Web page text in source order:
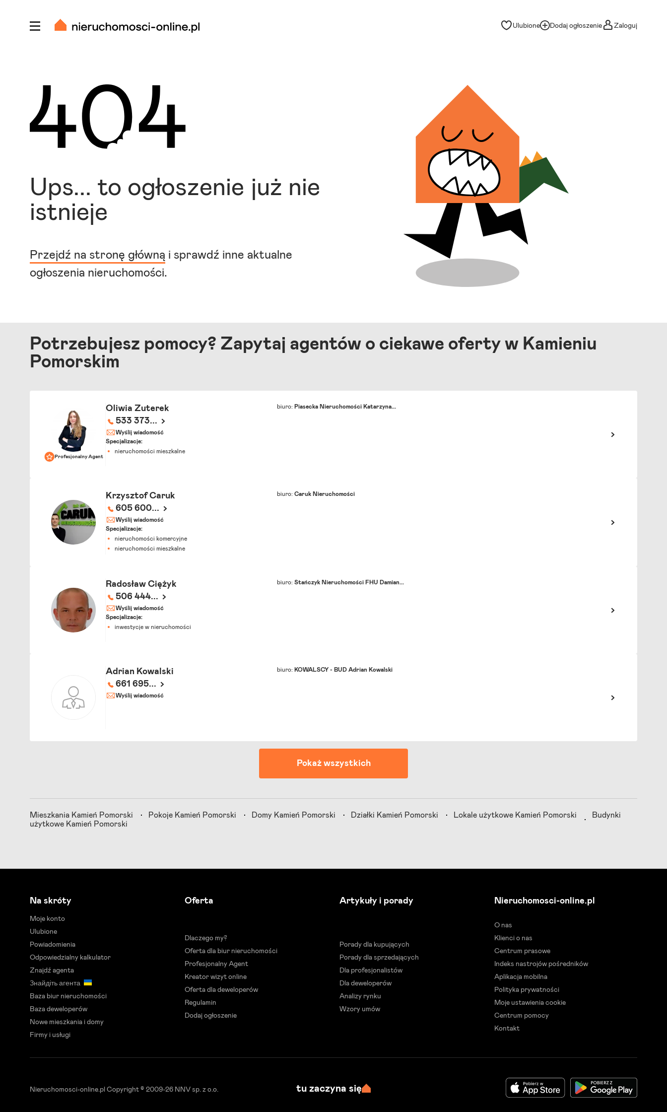
Ulubione Dodaj ogłoszenie Zaloguj
Ups... to ogłoszenie już nie
istnieje
Przejdź na stronę główną i sprawdź inne aktualne
ogłoszenia nieruchomości.
Potrzebujesz pomocy? Zapytaj agentów o ciekawe oferty w Kamieniu
Pomorskim
Profesjonalny Agent
Oliwia Zuterek
533 373...
Wyślij wiadomość
Specjalizacje:
nieruchomości mieszkalne
biuro: Piasecka Nieruchomości Katarzyna...
Krzysztof Caruk
605 600...
Wyślij wiadomość
Specjalizacje:
nieruchomości komercyjne
nieruchomości mieszkalne
biuro: Caruk Nieruchomości
Radosław Ciężyk
506 444...
Wyślij wiadomość
Specjalizacje:
inwestycje w nieruchomości
biuro: Stańczyk Nieruchomości FHU Damian...
Adrian Kowalski
661 695...
Wyślij wiadomość
biuro: KOWALSCY - BUD Adrian Kowalski
Pokaż wszystkich
Mieszkania Kamień Pomorski Pokoje Kamień Pomorski Domy Kamień Pomorski Działki Kamień Pomorski Lokale użytkowe Kamień Pomorski
Budynki
użytkowe Kamień Pomorski
Na skróty
Moje konto
Ulubione
Powiadomienia
Odpowiedzialny kalkulator
Znajdź agenta
Знайдіть агента
Baza biur nieruchomości
Baza deweloperów
Nowe mieszkania i domy
Firmy i usługi
Oferta
Dlaczego my?
Oferta dla biur nieruchomości
Profesjonalny Agent
Kreator wizyt online
Oferta dla deweloperów
Regulamin
Dodaj ogłoszenie
Artykuły i porady
Porady dla kupujących
Porady dla sprzedających
Dla profesjonalistów
Dla deweloperów
Analizy rynku
Wzory umów
Nieruchomosci-online.pl
O nas
Klienci o nas
Centrum prasowe
Indeks nastrojów pośredników
Aplikacja mobilna
Polityka prywatności
Moje ustawienia cookie
Centrum pomocy
Kontakt
tu zaczyna się
Nieruchomosci-online.pl Copyright © 2009-26 NNV sp. z o.o.